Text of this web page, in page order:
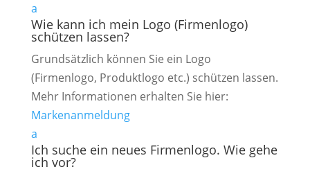
a
Wie kann ich mein Logo (Firmenlogo)
schützen lassen?
Grundsätzlich können Sie ein Logo
(Firmenlogo, Produktlogo etc.) schützen lassen.
Mehr Informationen erhalten Sie hier:
Markenanmeldung
a
Ich suche ein neues Firmenlogo. Wie gehe
ich vor?